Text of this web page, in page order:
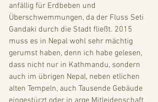
anfällig für Erdbeben und
Überschwemmungen, da der Fluss Seti
Gandaki durch die Stadt fließt. 2015
muss es in Nepal wohl sehr mächtig
gerumst haben, denn ich habe gelesen,
dass nicht nur in Kathmandu, sondern
auch im übrigen Nepal, neben etlichen
alten Tempeln, auch Tausende Gebäude